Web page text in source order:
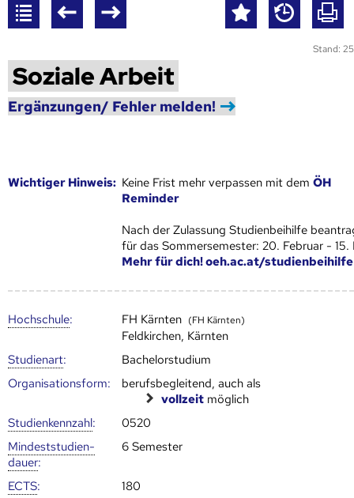
Stand:
Soziale Arbeit
Ergänzungen/ Fehler melden!
Wich­ti­ger Hin­weis: Keine Frist mehr verpassen mit demÖH
Reminder
Nach der Zulassung Studienbeihilfe
für das Sommersemester: 20. Februar - 15.
Mehr für dich! oeh.ac.at/studienbeihilfe
Hoch­schule: FH Kärnten (FH Kärnten)
Feldkirchen, Kärnten
Studienart:
Bachelorstudium
Organisationsform:
berufsbegleitend, auch als
vollzeit möglich
Studien­kenn­zahl:
0520
Mindest­studien­
dauer:
6 Semester
ECTS:
180